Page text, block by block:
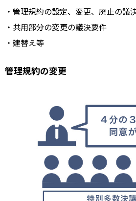
・管理規約の設定、変更、廃止の議
・共用部分の変更の議決要件
・建替え等
管理規約の変更